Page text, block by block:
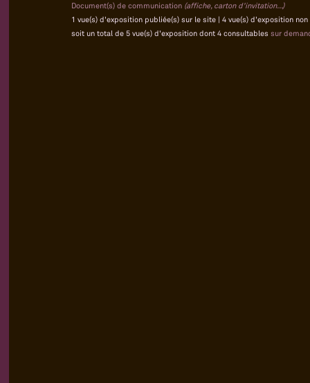
Document(s) de communication (affiche, carton d'invitation...)
1 vue(s) d'exposition publiée(s) sur le site | 4 vue(s) d'exposition non
soit un total de 5 vue(s) d'exposition dont 4 consultables sur